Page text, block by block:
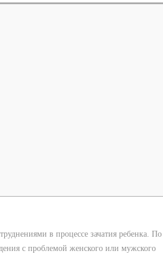
в процессе зачатия ребенка. По
с проблемой женского или мужского